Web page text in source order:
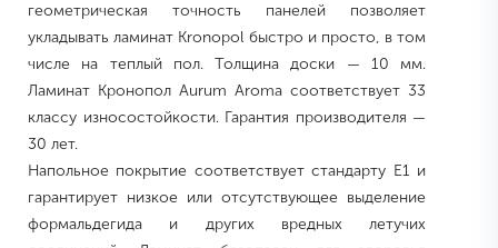
геометрическая точность панелей позволяет
укладывать ламинат Kronopol быстро и просто, в том
числе на теплый пол. Толщина доски — 10 мм.
Ламинат Кронопол Aurum Aroma соответствует 33
классу износостойкости. Гарантия производителя —
30 лет.
Напольное покрытие соответствует стандарту E1 и
гарантирует низкое или отсутствующее выделение
формальдегида и других вредных летучих